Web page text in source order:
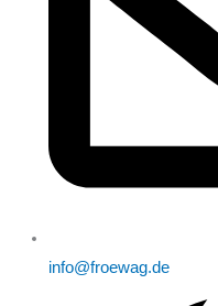
info@froewag.de